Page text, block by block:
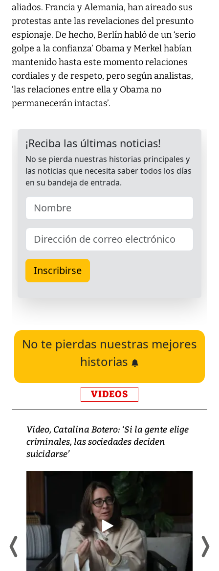
aliados. Francia y Alemania, han aireado sus
protestas ante las revelaciones del presunto
espionaje. De hecho, Berlín habló de un ‘serio
golpe a la confianza’ Obama y Merkel habían
mantenido hasta este momento relaciones
cordiales y de respeto, pero según analistas,
‘las relaciones entre ella y Obama no
permanecerán intactas’.
No te pierdas nuestras mejores
historias
VIDEOS
Video, Catalina Botero: ‘Si la gente elige
criminales, las sociedades deciden
suicidarse’